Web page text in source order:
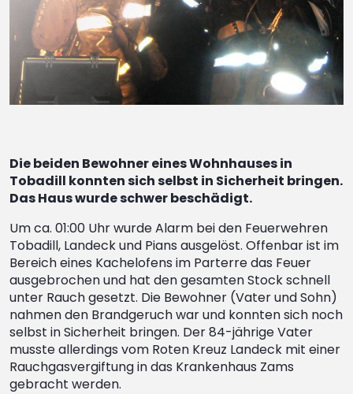
Die beiden Bewohner eines Wohnhauses in
Tobadill konnten sich selbst in Sicherheit bringen.
Das Haus wurde schwer beschädigt.
Um ca. 01:00 Uhr wurde Alarm bei den Feuerwehren
Tobadill, Landeck und Pians ausgelöst. Offenbar ist im
Bereich eines Kachelofens im Parterre das Feuer
ausgebrochen und hat den gesamten Stock schnell
unter Rauch gesetzt. Die Bewohner (Vater und Sohn)
nahmen den Brandgeruch war und konnten sich noch
selbst in Sicherheit bringen. Der 84-jährige Vater
musste allerdings vom Roten Kreuz Landeck mit einer
Rauchgasvergiftung in das Krankenhaus Zams
gebracht werden.